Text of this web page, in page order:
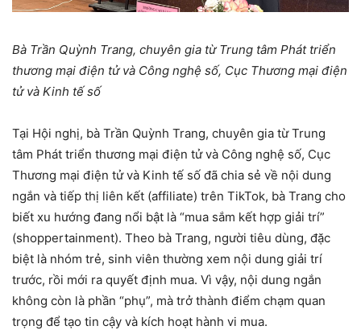
Bà Trần Quỳnh Trang, chuyên gia từ Trung tâm Phát triển
thương mại điện tử và Công nghệ số, Cục Thương mại điện
tử và Kinh tế số
Tại Hội nghị, bà Trần Quỳnh Trang, chuyên gia từ Trung
tâm Phát triển thương mại điện tử và Công nghệ số, Cục
Thương mại điện tử và Kinh tế số đã chia sẻ về nội dung
ngắn và tiếp thị liên kết (affiliate) trên TikTok, bà Trang cho
biết xu hướng đang nổi bật là “mua sắm kết hợp giải trí”
(shoppertainment). Theo bà Trang, người tiêu dùng, đặc
biệt là nhóm trẻ, sinh viên thường xem nội dung giải trí
trước, rồi mới ra quyết định mua. Vì vậy, nội dung ngắn
không còn là phần “phụ”, mà trở thành điểm chạm quan
trọng để tạo tin cậy và kích hoạt hành vi mua.